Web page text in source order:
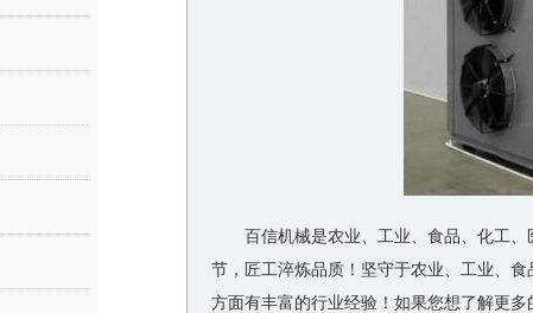
百信机械是农业、工业、食品、化工
节，匠工淬炼品质！坚守于农业、工业、
方面有丰富的行业经验！如果您想了解更